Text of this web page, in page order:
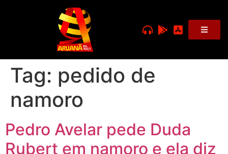
Tag: pedido de
namoro
Pedro Avelar pede Duda
Rubert em namoro e ela diz